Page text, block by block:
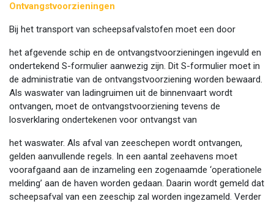
Ontvangstvoorzieningen
Bij het transport van scheepsafvalstofen moet een door
het afgevende schip en de ontvangstvoorzieningen ingevuld en
ondertekend S-formulier aanwezig zijn. Dit S-formulier moet in
de administratie van de ontvangstvoorziening worden bewaard.
Als waswater van ladingruimen uit de binnenvaart wordt
ontvangen, moet de ontvangstvoorziening tevens de
losverklaring ondertekenen voor ontvangst van
het waswater. Als afval van zeeschepen wordt ontvangen,
gelden aanvullende regels. In een aantal zeehavens moet
voorafgaand aan de inzameling een zogenaamde ‘operationele
melding’ aan de haven worden gedaan. Daarin wordt gemeld dat
scheepsafval van een zeeschip zal worden ingezameld. Verder